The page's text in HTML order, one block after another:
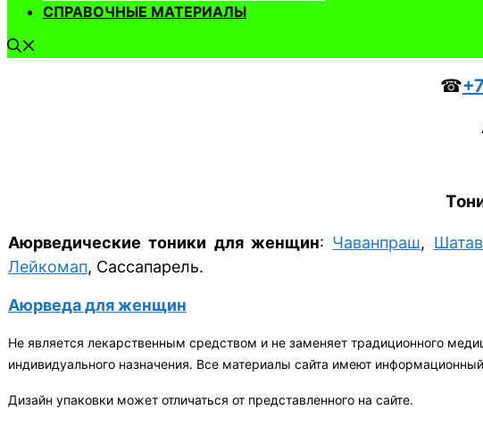
СПРАВОЧНЫЕ МАТЕРИАЛЫ
☎
Аюрведические тоники для женщин: Чаванпраш,
Лейкомап, Сассапарель.
Аюрведа для женщин
Не является лекарственным средством и не заменяет традиционного
индивидуального назначения. Все материалы сайта имеют
Дизайн упаковки может отличаться от представленного на сайте.